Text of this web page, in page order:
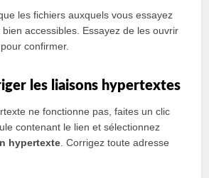
les fichiers auxquels vous essayez
bien accessibles. Essayez de les ouvrir
confirmer.
les liaisons hypertextes
ne fonctionne pas, faites un clic
contenant le lien et sélectionnez
hypertexte . Corrigez toute adresse